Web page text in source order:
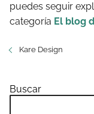
puedes seguir
categoría El blog
Kare Design
Buscar